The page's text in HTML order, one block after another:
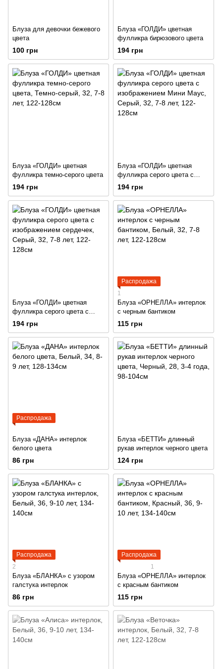
Блуза для девочки бежевого
цвета
100 грн
Блуза «ГОЛДИ» цветная
фулликра бирюзового цвета
194 грн
Блуза «ГОЛДИ» цветная
фулликра темно-серого цвета
194 грн
Блуза «ГОЛДИ» цветная
фулликра серого цвета с
изображением Мини Маус
194 грн
Блуза «ГОЛДИ» цветная
фулликра серого цвета с
изображением сердечек
194 грн
Распродажа
1
Блуза «ОРНЕЛЛА» интерлок
с черным бантиком
115 грн
Распродажа
Блуза «ДАНА» интерлок
белого цвета
86 грн
Блуза «БЕТТИ» длинный
рукав интерлок черного цвета
124 грн
Распродажа
2
Блуза «БЛАНКА» с узором
галстука интерлок
86 грн
Распродажа
1
Блуза «ОРНЕЛЛА» интерлок
с красным бантиком
115 грн